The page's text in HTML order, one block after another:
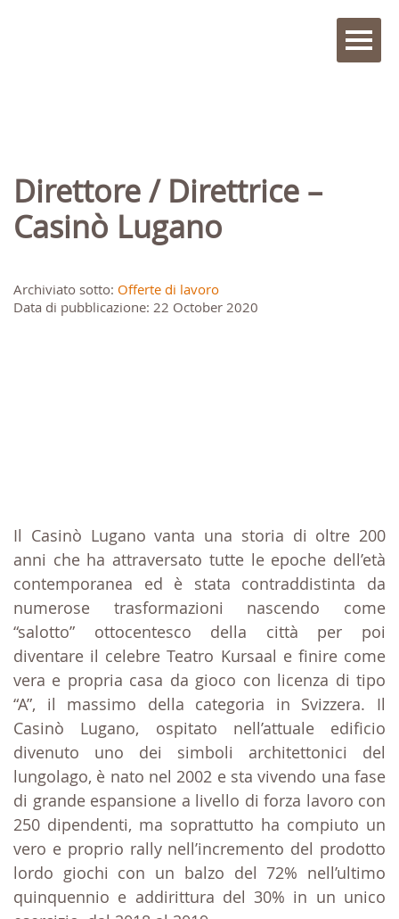
Direttore / Direttrice –
Casinò Lugano
Archiviato sotto: Offerte di lavoro
Data di pubblicazione: 22 October 2020
Il Casinò Lugano vanta una storia di oltre 200
anni che ha attraversato tutte le epoche dell’età
contemporanea ed è stata contraddistinta da
numerose trasformazioni nascendo come
“salotto” ottocentesco della città per poi
diventare il celebre Teatro Kursaal e finire come
vera e propria casa da gioco con licenza di tipo
“A”, il massimo della categoria in Svizzera. Il
Casinò Lugano, ospitato nell’attuale edificio
divenuto uno dei simboli architettonici del
lungolago, è nato nel 2002 e sta vivendo una fase
di grande espansione a livello di forza lavoro con
250 dipendenti, ma soprattutto ha compiuto un
vero e proprio rally nell’incremento del prodotto
lordo giochi con un balzo del 72% nell’ultimo
quinquennio e addirittura del 30% in un unico